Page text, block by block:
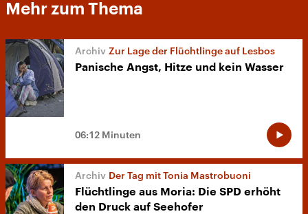
Mehr zum Thema
Zur Lage der Flüchtlinge auf Lesbos
Panische Angst, Hitze und kein Wasser
06:12 Minuten
Der Tag mit Tonia Mastrobuoni
Flüchtlinge aus Moria: Die SPD erhöht
den Druck auf Seehofer